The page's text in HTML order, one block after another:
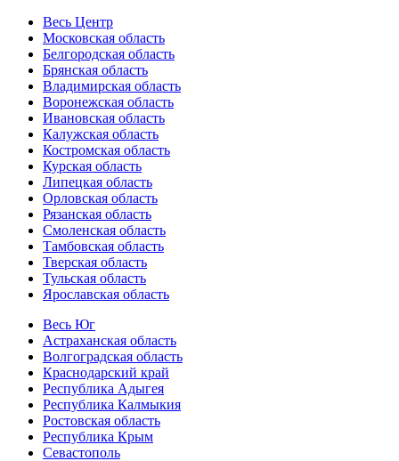
Весь Центр
Московская область
Белгородская область
Брянская область
Владимирская область
Воронежская область
Ивановская область
Калужская область
Костромская область
Курская область
Липецкая область
Орловская область
Рязанская область
Смоленская область
Тамбовская область
Тверская область
Тульская область
Ярославская область
Весь Юг
Астраханская область
Волгоградская область
Краснодарский край
Республика Адыгея
Республика Калмыкия
Ростовская область
Республика Крым
Севастополь